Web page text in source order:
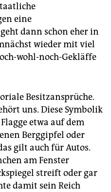
eine
dann schon eher in
wieder mit viel
wohl-noch-Gekläffe
Besitzansprüche.
uns. Diese Symbolik
etwa auf dem
Berggipfel oder
gilt auch für Autos.
am Fenster
streift oder gar
damit sein Reich